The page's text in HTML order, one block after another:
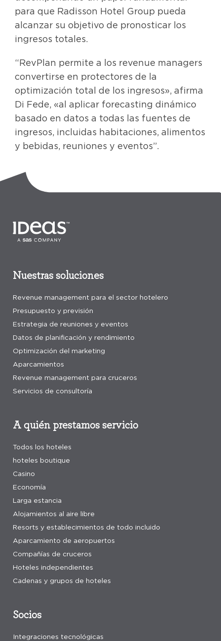
para que Radisson Hotel Group pueda
alcanzar su objetivo de pronosticar los
ingresos totales.
“RevPlan permite a los revenue managers
convertirse en protectores de la
optimización total de los ingresos», afirma
Di Fede, «al aplicar forecasting dinámico
basado en datos a todas las fuentes de
ingresos, incluidas habitaciones, alimentos
y bebidas, reuniones y eventos”.
Nuestras soluciones
Revenue management para el sector hotelero
Presupuesto y previsión
Estrategia de reuniones y eventos
Datos de planificación y rendimiento
Optimización del marketing
Aparcamientos
Revenue management para cruceros
Servicios de consultoría
A quién prestamos servicio
Todos los hoteles
hoteles boutique
Casino
Economía
Larga estancia
Alojamientos al aire libre
Resorts y establecimientos de todo incluido
Aparcamiento de aeropuertos
Compañías de cruceros
Hoteles independientes
Cadenas y grupos de hoteles
Socios
Integraciones tecnológicas